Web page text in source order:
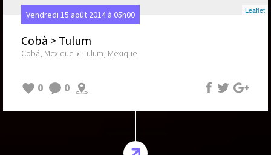
Leaflet
Vendredi 15 août 2014 à 05h00
Cobà > Tulum
Cobá, Mexique › Tulum, Mexique
0 0